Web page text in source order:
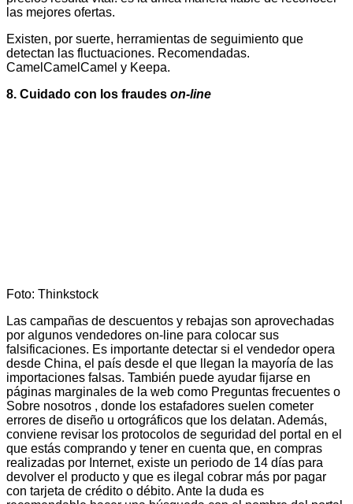
las mejores ofertas.
Existen, por suerte, herramientas de seguimiento que
detectan las fluctuaciones. Recomendadas.
CamelCamelCamel y Keepa.
8. Cuidado con los fraudes on-line
Foto: Thinkstock
Las campañas de descuentos y rebajas son aprovechadas
por algunos vendedores on-line para colocar sus
falsificaciones. Es importante detectar si el vendedor opera
desde China, el país desde el que llegan la mayoría de las
importaciones falsas. También puede ayudar fijarse en
páginas marginales de la web como Preguntas frecuentes o
Sobre nosotros , donde los estafadores suelen cometer
errores de diseño u ortográficos que los delatan. Además,
conviene revisar los protocolos de seguridad del portal en el
que estás comprando y tener en cuenta que, en compras
realizadas por Internet, existe un periodo de 14 días para
devolver el producto y que es ilegal cobrar más por pagar
con tarjeta de crédito o débito. Ante la duda es